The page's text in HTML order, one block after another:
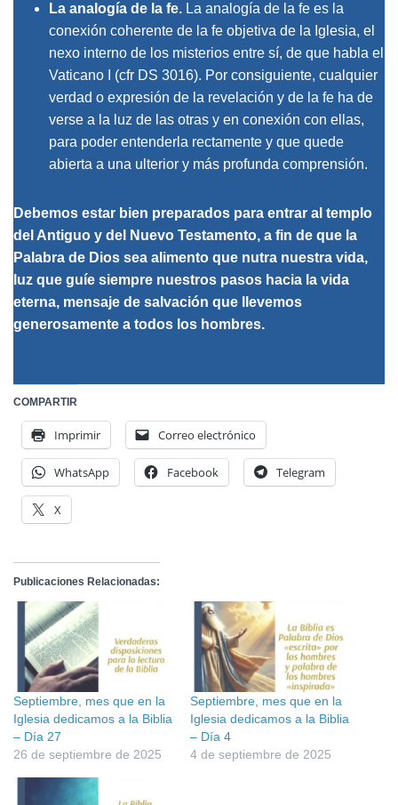
La analogía de la fe. La analogía de la fe es la
conexión coherente de la fe objetiva de la Iglesia, el
nexo interno de los misterios entre sí, de que habla el
Vaticano I (cfr DS 3016). Por consiguiente, cualquier
verdad o expresión de la revelación y de la fe ha de
verse a la luz de las otras y en conexión con ellas,
para poder entenderla rectamente y que quede
abierta a una ulterior y más profunda comprensión.
Debemos estar bien preparados para entrar al templo
del Antiguo y del Nuevo Testamento, a fin de que la
Palabra de Dios sea alimento que nutra nuestra vida,
luz que guíe siempre nuestros pasos hacia la vida
eterna, mensaje de salvación que llevemos
generosamente a todos los hombres.
COMPARTIR
Imprimir Correo electrónico
WhatsApp Facebook Telegram
X
Publicaciones Relacionadas:
Septiembre, mes que en la
Iglesia dedicamos a la Biblia
– Día 27
26 de septiembre de 2025
Septiembre, mes que en la
Iglesia dedicamos a la Biblia
– Día 4
4 de septiembre de 2025